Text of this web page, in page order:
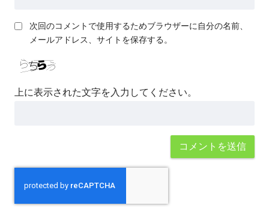
次回のコメントで使用するためブラウザーに自分の名前、
メールアドレス、サイトを保存する。
上に表示された文字を入力してください。